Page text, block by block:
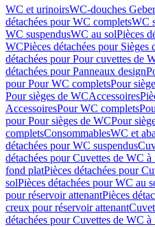
WC et urinoirsWC-douches
détachées pour WC completsWC
WC suspendusWC au solPièces
WCPièces détachées pour Sièges
détachées pour Pour cuvettes de
détachées pour Panneaux design
pour Pour WC completsPour
Pour sièges de WCAccessoires
AccessoiresPour WC complets
pour Pour sièges de WCPour
completsConsommablesWC et
détachées pour WC suspendus
détachées pour Cuvettes de WC
fond platPièces détachées pour
solPièces détachées pour WC au
pour réservoir attenantPièces
creux pour réservoir attenant
détachées pour Cuvettes de WC